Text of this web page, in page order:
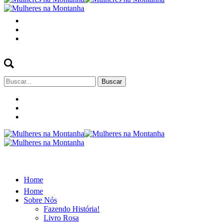
Buscar
por:
Home
Home
Sobre Nós
Fazendo História!
Livro Rosa